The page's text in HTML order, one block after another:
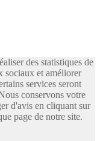
des statistiques de
sociaux et améliorer
services seront
conservons votre
d'avis en cliquant sur
page de notre site.